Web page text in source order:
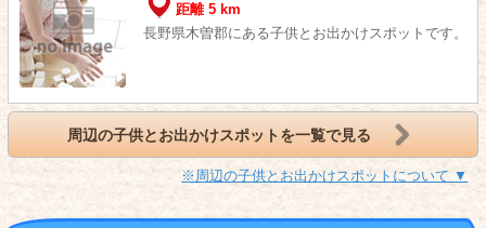
距離 5 km
長野県木曽郡にある子供とお出かけスポットです。
周辺の子供とお出かけスポットを一覧で見る
※周辺の子供とお出かけスポットについて ▼